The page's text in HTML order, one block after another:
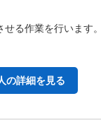
る作業を行いま
の詳細を見る